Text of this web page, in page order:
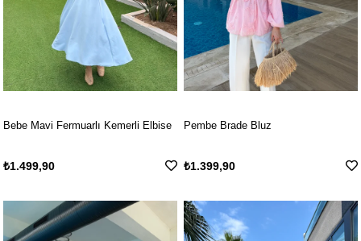
Bebe Mavi Fermuarlı Kemerli Elbise
₺1.499,90
Pembe Brade Bluz
₺1.399,90